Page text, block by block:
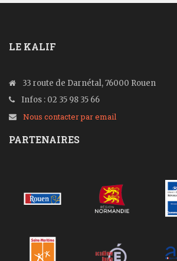
LE KALIF
33 route de Darnétal, 76000 Rouen
Infos : 02 35 98 35 66
Nous contacter par email
PARTENAIRES